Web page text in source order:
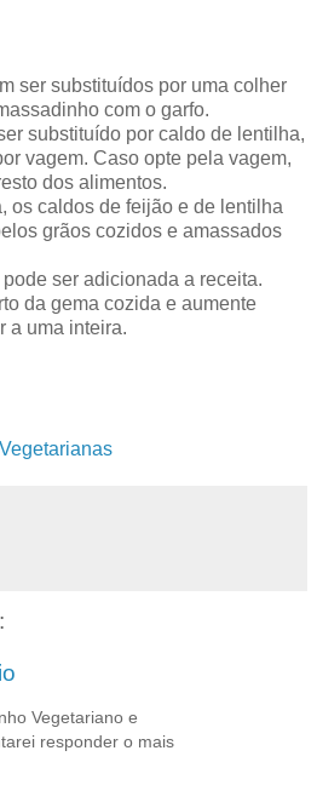
ser substituídos por uma colher
com o garfo.
substituído por caldo de lentilha,
vagem. Caso opte pela vagem,
dos alimentos.
os caldos de feijão e de lentilha
grãos cozidos e amassados
ser adicionada a receita.
da gema cozida e aumente
a uma inteira.
Vegetariano e
responder o mais